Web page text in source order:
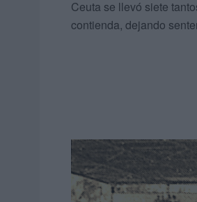
Ceuta se llevó siete
contienda, dejando